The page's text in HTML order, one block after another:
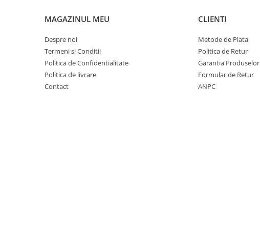
Cutii portbagaj
transversale
Echipamente
Generatoare curent portabile
Genti si rucsacuri
MAGAZINUL MEU
Despre noi
Termeni si Conditii
Politica de Confidentialitate
Politica de livrare
Contact
CLIENTI
Metode de Plata
Politica de Retur
Garantia Produselor
Formular de Retur
ANPC